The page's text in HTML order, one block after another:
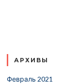
АРХИВЫ
Февраль 2021